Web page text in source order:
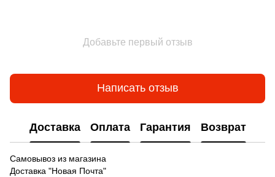
Добавьте первый отзыв
Написать отзыв
Доставка Оплата Гарантия Возврат
Самовывоз из магазина
Доставка "Новая Почта"